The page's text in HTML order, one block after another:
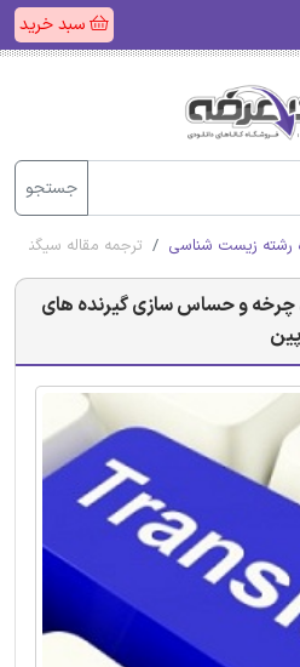
سبد خرید
جستجو
رشته زیست شناسی ترجمه مقاله
چرخه و حساس سازی گیرنده های